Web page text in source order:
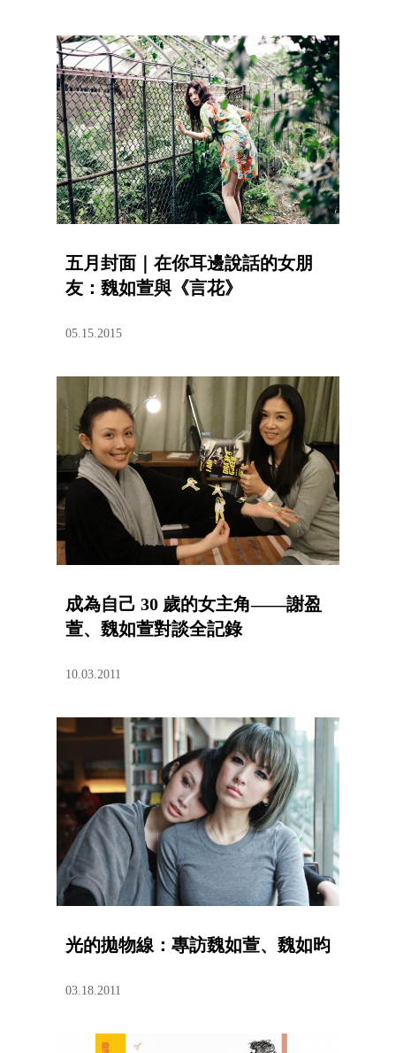
五月封面｜在你耳邊說話的女朋
友：魏如萱與《言花》
05.15.2015
成為自己 30 歲的女主角——謝盈
萱、魏如萱對談全記錄
10.03.2011
光的拋物線：專訪魏如萱、魏如昀
03.18.2011